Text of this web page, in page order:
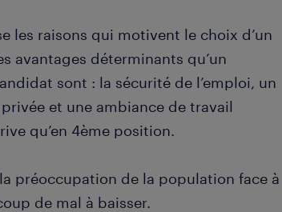
les raisons qui motivent le choix d’un
avantages déterminants qu’un
sont : la sécurité de l’emploi, un
et une ambiance de travail
qu’en 4ème position.
préoccupation de la population face à
de mal à baisser.